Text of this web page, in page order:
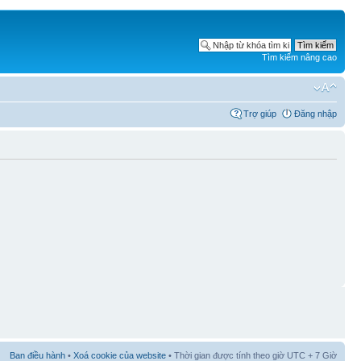
Tìm kiếm nâng cao
Trợ giúp Đăng nhập
Ban điều hành • Xoá cookie của website • Thời gian được tính theo giờ UTC + 7 Giờ